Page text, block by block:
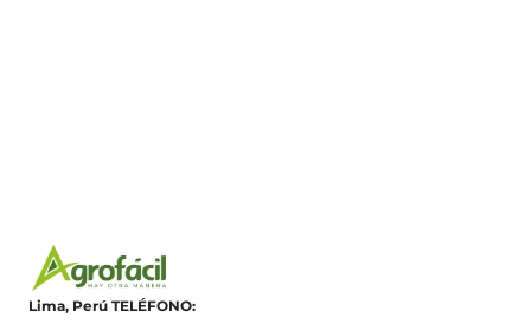
Lima, Perú TELÉFONO: